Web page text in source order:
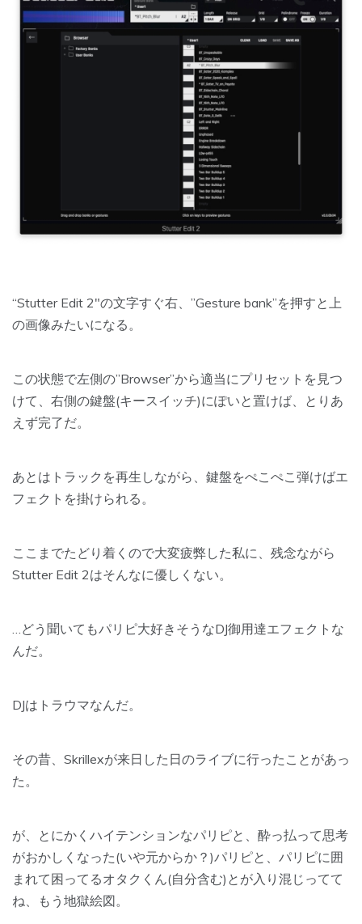
“Stutter Edit 2″の文字すぐ右、”Gesture bank”を押すと上
の画像みたいになる。
この状態で左側の”Browser”から適当にプリセットを見つ
けて、右側の鍵盤(キースイッチ)にぽいと置けば、とりあ
えず完了だ。
あとはトラックを再生しながら、鍵盤をぺこぺこ弾けばエ
フェクトを掛けられる。
ここまでたどり着くので大変疲弊した私に、残念ながら
Stutter Edit 2はそんなに優しくない。
…どう聞いてもパリピ大好きそうなDJ御用達エフェクト な
んだ。
DJはトラウマなんだ。
その昔、Skrillexが来日した日のライブに行ったことがあっ
た。
が、とにかくハイテンションなパリピと、酔っ払って思考
がおかしくなった(いや元からか？)パリピと、パリピに囲
まれて困ってるオタクくん(自分含む)とが入り混じってて
ね、もう地獄絵図。